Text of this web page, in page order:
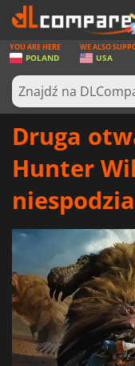
GRY
KARTY DO GIER
OPROGRAMOWANIE
REWARDS
AKTUALNOŚCI
ZALOGUJ SIĘ LUB
YOU ARE HERE
POLAND
WE ALSO
USA
Druga
Hunter